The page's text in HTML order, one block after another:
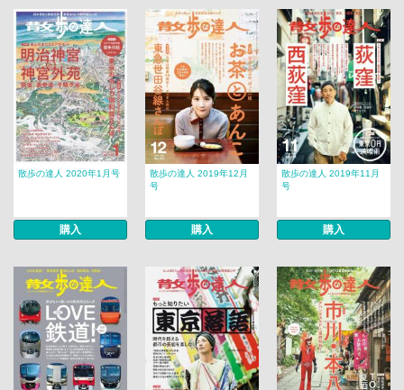
散歩の達人 2020年1月号
購入
散歩の達人 2019年12月
号
購入
散歩の達人 2019年11月
号
購入